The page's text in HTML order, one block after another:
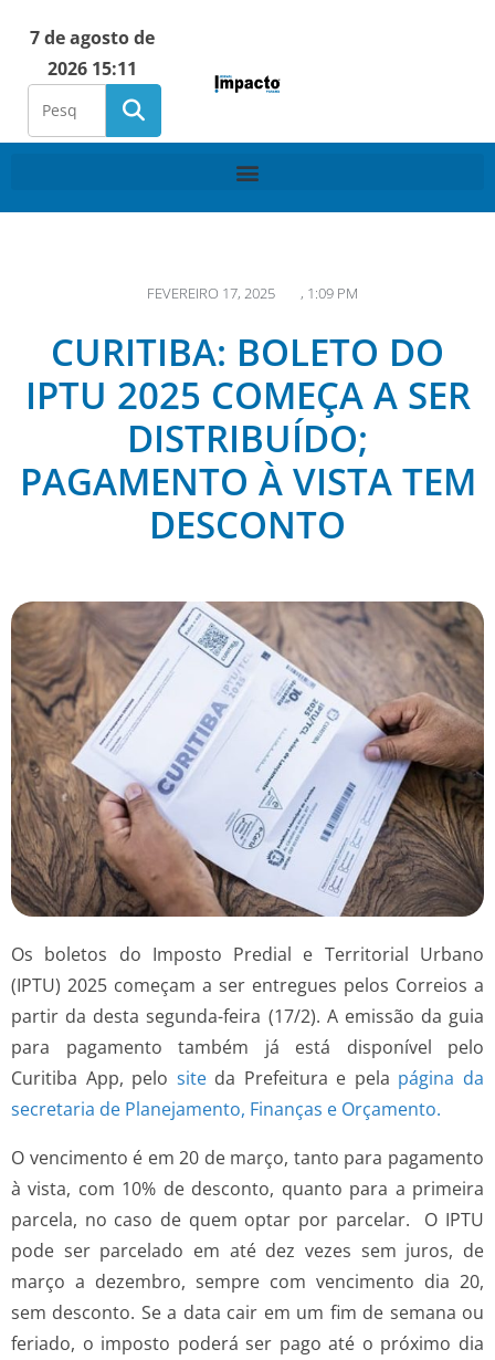
7 de agosto de
2026 15:11
FEVEREIRO 17, 2025 , 1:09 PM
CURITIBA: BOLETO DO
IPTU 2025 COMEÇA A SER
DISTRIBUÍDO;
PAGAMENTO À VISTA TEM
DESCONTO
Os boletos do Imposto Predial e Territorial Urbano
(IPTU) 2025 começam a ser entregues pelos Correios a
partir da desta segunda-feira (17/2). A emissão da guia
para pagamento também já está disponível pelo
Curitiba App, pelo site da Prefeitura e pela página da
secretaria de Planejamento, Finanças e Orçamento.
O vencimento é em 20 de março, tanto para pagamento
à vista, com 10% de desconto, quanto para a primeira
parcela, no caso de quem optar por parcelar. O IPTU
pode ser parcelado em até dez vezes sem juros, de
março a dezembro, sempre com vencimento dia 20,
sem desconto. Se a data cair em um fim de semana ou
feriado, o imposto poderá ser pago até o próximo dia